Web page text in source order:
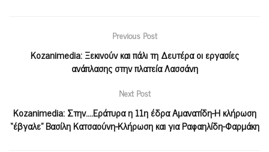
Previous Post
Kozanimedia: Ξεκινούν και πάλι τη Δευτέρα οι εργασίες
ανάπλασης στην πλατεία Λασσάνη
Next Post
Kozanimedia: Στην….Εράτυρα η 11η έδρα Αμανατίδη-Η κλήρωση
“έβγαλε” Βασίλη Κατσαούνη-Κλήρωση και για Ραφαηλίδη-Φαρμάκη